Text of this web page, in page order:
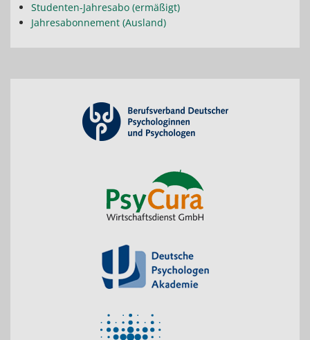
Studenten-Jahresabo (ermäßigt)
Jahresabonnement (Ausland)